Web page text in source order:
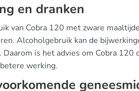
en dranken
van Cobra 120 met zware
Alcoholgebruik kan de
Daarom is het advies om Cobra
werking.